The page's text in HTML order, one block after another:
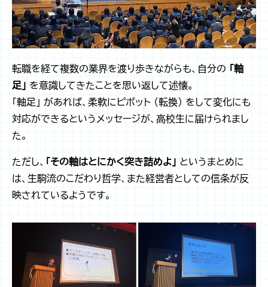
転職を経て複数の業界を渡り歩きながらも、自分の 「軸
足」 を意識してきたことを思い返して述懐。
「軸足」 があれば、柔軟にピボット （転換） をして変化にも
対応ができるというメッセージが、高校生に届けられまし
た。
ただし、 「その軸はとにかく突き詰めよ」 というまとめに
は、生駒流のこだわり哲学、また経営者としての信条が反
映されているようです。